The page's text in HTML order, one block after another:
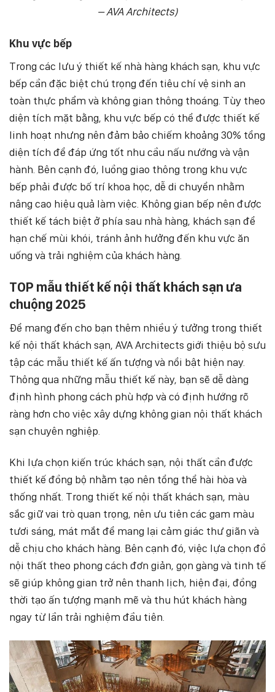
– AVA Architects)
Khu vực bếp
Trong các lưu ý thiết kế nhà hàng khách sạn, khu vực
bếp cần đặc biệt chú trọng đến tiêu chí vệ sinh an
toàn thực phẩm và không gian thông thoáng. Tùy theo
diện tích mặt bằng, khu vực bếp có thể được thiết kế
linh hoạt nhưng nên đảm bảo chiếm khoảng 30% tổng
diện tích để đáp ứng tốt nhu cầu nấu nướng và vận
hành. Bên cạnh đó, luồng giao thông trong khu vực
bếp phải được bố trí khoa học, dễ di chuyển nhằm
nâng cao hiệu quả làm việc. Không gian bếp nên được
thiết kế tách biệt ở phía sau nhà hàng, khách sạn để
hạn chế mùi khói, tránh ảnh hưởng đến khu vực ăn
uống và trải nghiệm của khách hàng.
TOP mẫu thiết kế nội thất khách sạn ưa
chuộng 2025
Để mang đến cho bạn thêm nhiều ý tưởng trong thiết
kế nội thất khách sạn, AVA Architects giới thiệu bộ sưu
tập các mẫu thiết kế ấn tượng và nổi bật hiện nay.
Thông qua những mẫu thiết kế này, bạn sẽ dễ dàng
định hình phong cách phù hợp và có định hướng rõ
ràng hơn cho việc xây dựng không gian nội thất khách
sạn chuyên nghiệp.
Khi lựa chọn kiến trúc khách sạn, nội thất cần được
thiết kế đồng bộ nhằm tạo nên tổng thể hài hòa và
thống nhất. Trong thiết kế nội thất khách sạn, màu
sắc giữ vai trò quan trọng, nên ưu tiên các gam màu
tươi sáng, mát mắt để mang lại cảm giác thư giãn và
dễ chịu cho khách hàng. Bên cạnh đó, việc lựa chọn đồ
nội thất theo phong cách đơn giản, gọn gàng và tinh tế
sẽ giúp không gian trở nên thanh lịch, hiện đại, đồng
thời tạo ấn tượng mạnh mẽ và thu hút khách hàng
ngay từ lần trải nghiệm đầu tiên.